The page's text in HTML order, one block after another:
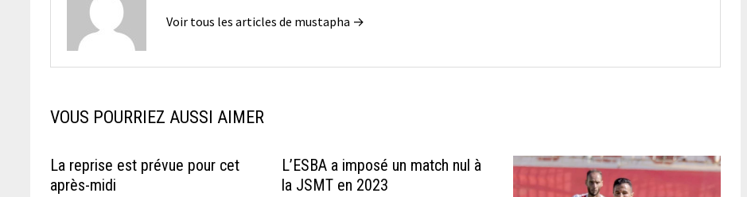
Voir tous les articles de mustapha →
VOUS POURRIEZ AUSSI AIMER
La reprise est prévue pour cet
après-midi
L’ESBA a imposé un match nul à
la JSMT en 2023